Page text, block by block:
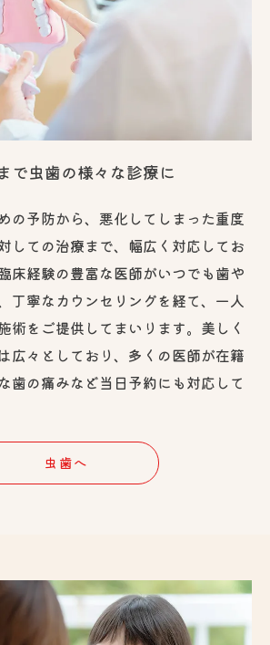
で虫歯の様々な診療に
の予防から、悪化してしまった重度
しての治療まで、幅広く対応してお
床経験の豊富な医師がいつでも歯や
丁寧なカウンセリングを経て、一人
術をご提供してまいります。美しく
広々としており、多くの医師が在籍
歯の痛みなど当日予約にも対応して
虫歯へ